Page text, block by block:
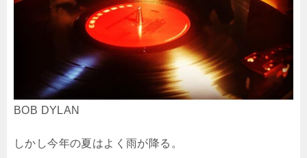
BOB DYLAN
しかし今年の夏はよく雨が降る。